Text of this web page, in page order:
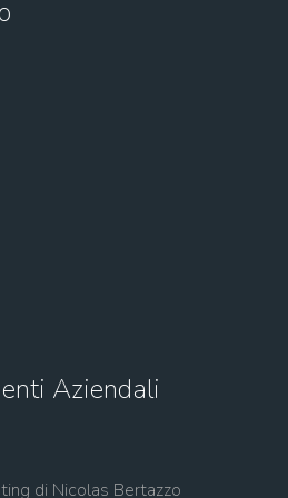
Aziendali
di Nicolas Bertazzo